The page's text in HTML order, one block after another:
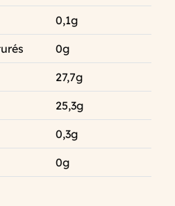
0,1g
0g
27,7g
25,3g
0,3g
0g